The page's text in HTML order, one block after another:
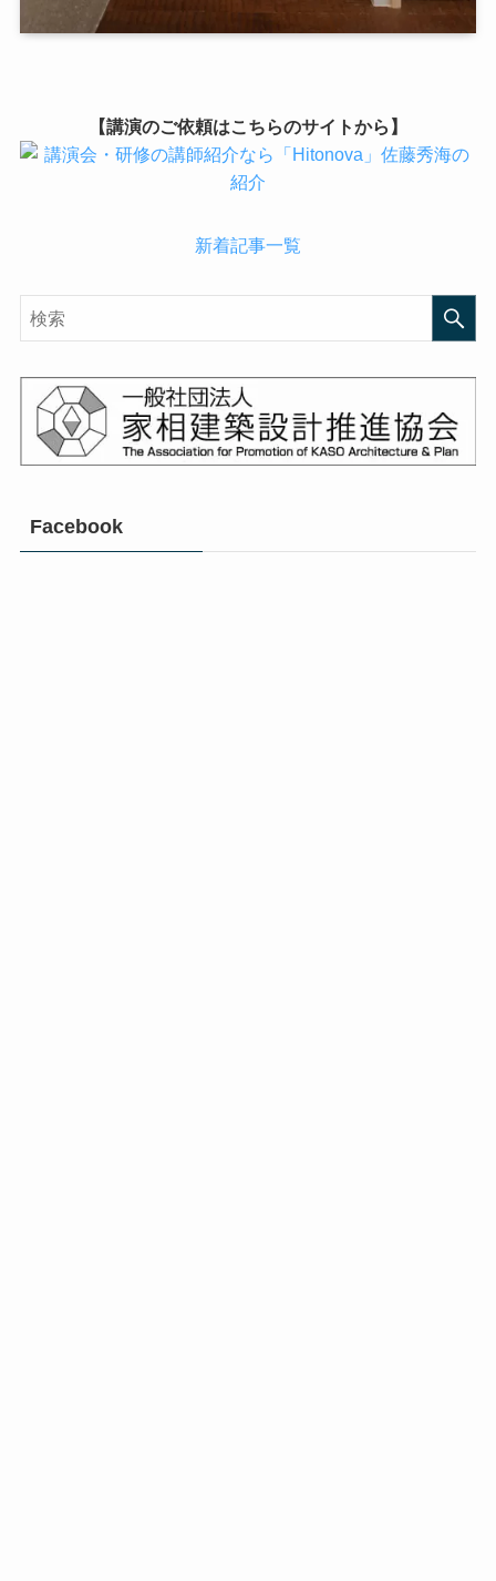
【講演のご依頼はこちらのサイトから】
新着記事一覧
Facebook